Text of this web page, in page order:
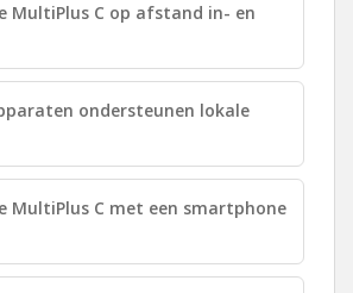
MultiPlus C op afstand in- en
ondersteunen lokale
MultiPlus C met een smartphone